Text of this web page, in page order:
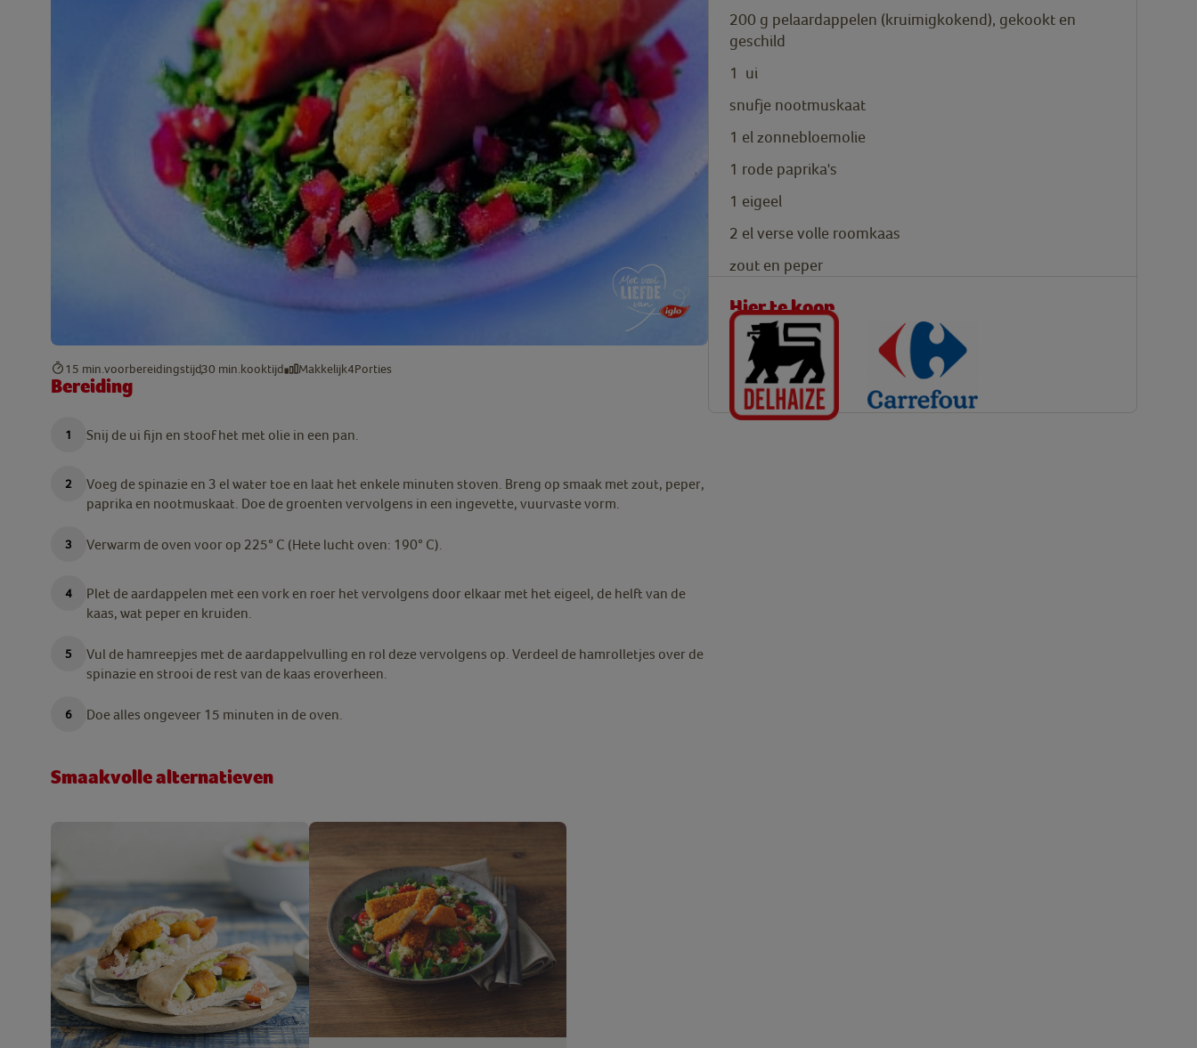
15 min. voorbereidingstijd30 min. kooktijd Makkelijk4Porties
Bereiding
Snij de ui fijn en stoof het met olie in een pan.
Voeg de spinazie en 3 el water toe en laat het enkele minuten stoven. Breng op smaak met zout, peper,
paprika en nootmuskaat. Doe de groenten vervolgens in een ingevette, vuurvaste vorm.
Verwarm de oven voor op 225° C (Hete lucht oven: 190° C).
Plet de aardappelen met een vork en roer het vervolgens door elkaar met het eigeel, de helft van de
kaas, wat peper en kruiden.
Vul de hamreepjes met de aardappelvulling en rol deze vervolgens op. Verdeel de hamrolletjes over de
spinazie en strooi de rest van de kaas eroverheen.
Doe alles ongeveer 15 minuten in de oven.
200 g pelaardappelen (kruimigkokend), gekookt en
geschild
1 ui
snufje nootmuskaat
1 el zonnebloemolie
1 rode paprika's
1 eigeel
2 el verse volle roomkaas
zout en peper
Hier te koop
Smaakvolle alternatieven